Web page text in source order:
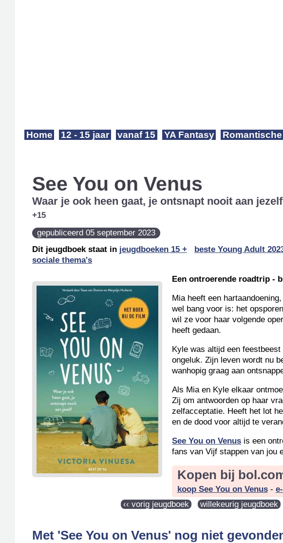
Home 12 - 15 jaar vanaf 15 YA Fantasy Romantische
See You on Venus
Waar je ook heen gaat, je ontsnapt nooit aan jezelf
+15
gepubliceerd 05 september 2023
Dit jeugdboek staat in jeugdboeken 15 + beste Young Adult
sociale thema's
Een ontroerende roadtrip -
Mia heeft een
wel bang voor is: het
wil ze voor haar volgende
heeft gedaan.
Kyle was altijd een
ongeluk. Zijn leven wordt nu
wanhopig graag aan
Als Mia en Kyle elkaar
Zij om antwoorden op haar
zelfacceptatie. Heeft het lot
en de dood voor altijd te
See You on Venus is een
fans van Vijf stappen van jou
Kopen bij
koop See You on Venus-
‹‹ vorig jeugdboek
willekeurig jeugdboek
Met 'See You on Venus' nog niet